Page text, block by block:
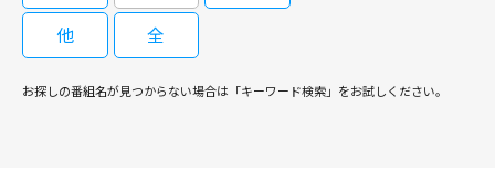
09/01(火)11:00～12:00
橋田壽賀子脚本による国民的人気ホームドラマ「渡る世間は鬼ばかり」の第
他
全
お探しの番組名が見つからない場合は「キーワード検索」をお試しください。